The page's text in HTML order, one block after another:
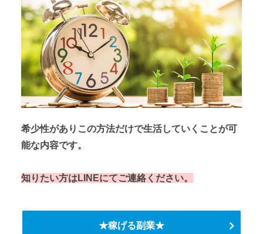
希少性がありこの方法だけで生活していくことが可
能な内容です。
知りたい方はLINEにてご連絡ください。
★稼げる副業★